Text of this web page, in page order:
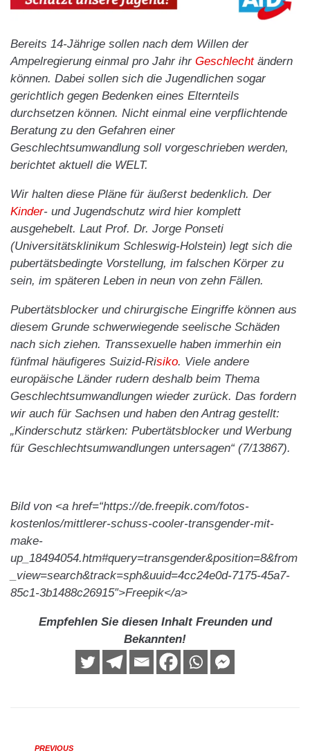
Bereits 14-Jährige sollen nach dem Willen der
Ampelregierung einmal pro Jahr ihr Geschlechtändern
können. Dabei sollen sich die Jugendlichen sogar
gerichtlich gegen Bedenken eines Elternteils
durchsetzen können. Nicht einmal eine verpflichtende
Beratung zu den Gefahren einer
Geschlechtsumwandlung soll vorgeschrieben werden,
berichtet aktuell die WELT.
Wir halten diese Pläne für äußerst bedenklich. Der
Kinder- und Jugendschutz wird hier komplett
ausgehebelt. Laut Prof. Dr. Jorge Ponseti
(Universitätsklinikum Schleswig-Holstein) legt sich die
pubertätsbedingte Vorstellung, im falschen Körper zu
sein, im späteren Leben in neun von zehn Fällen.
Pubertätsblocker und chirurgische Eingriffe können aus
diesem Grunde schwerwiegende seelische Schäden
nach sich ziehen. Transsexuelle haben immerhin ein
fünfmal häufigeres Suizid-Risiko. Viele andere
europäische Länder rudern deshalb beim Thema
Geschlechtsumwandlungen wieder zurück. Das fordern
wir auch für Sachsen und haben den Antrag gestellt:
„Kinderschutz stärken: Pubertätsblocker und Werbung
für Geschlechtsumwandlungen untersagen“ (7/13867).
Bild von <a href=“https://de.freepik.com/fotos-
kostenlos/mittlerer-schuss-cooler-transgender-mit-
make-
up_18494054.htm#query=transgender&position=8&from
_view=search&track=sph&uuid=4cc24e0d-7175-45a7-
85c1-3b1488c26915″>Freepik</a>
Empfehlen Sie diesen Inhalt Freunden und
Bekannten!
PREVIOUS